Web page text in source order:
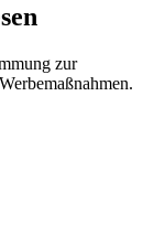
zur